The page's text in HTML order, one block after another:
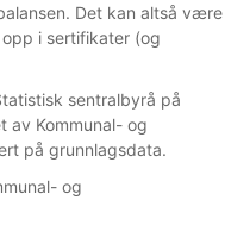
Det kan altså være
i sertifikater (og
sentralbyrå på
av Kommunal- og
på grunnlagsdata.
og